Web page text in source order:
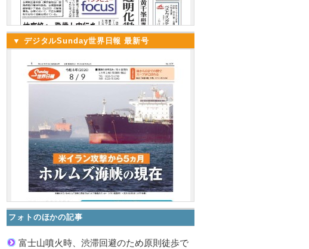
▼ デジタルSunday世界日報 最新号
フォトのほかの記事
富士山噴火時、渋滞回避のため原則徒歩で